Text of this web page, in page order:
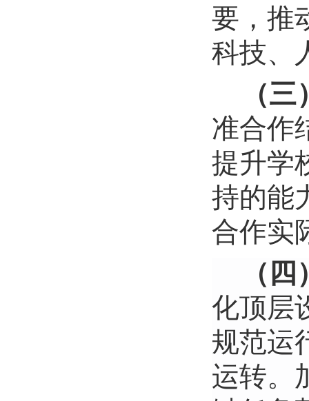
要，推
科技、
（
准合作
提升学
持的能
合作实
（
化顶层
规范运
运转。